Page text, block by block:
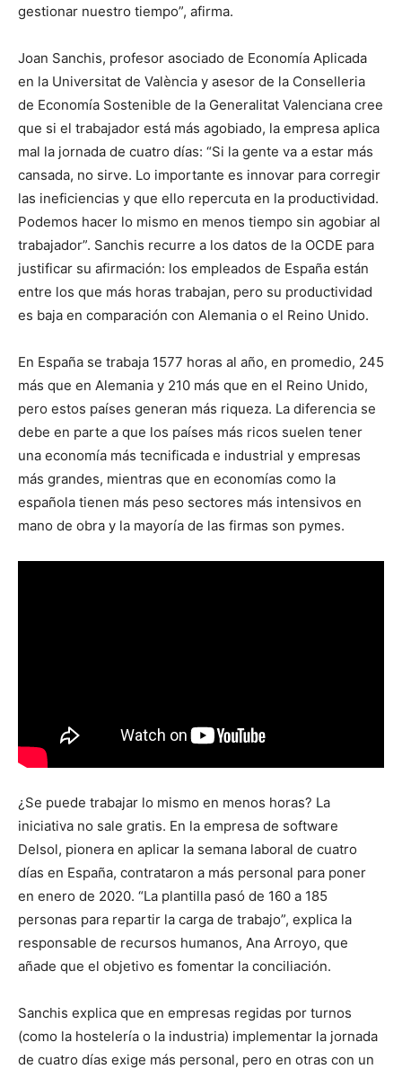
gestionar nuestro tiempo”, afirma.
Joan Sanchis, profesor asociado de Economía Aplicada
en la Universitat de València y asesor de la Conselleria
de Economía Sostenible de la Generalitat Valenciana cree
que si el trabajador está más agobiado, la empresa aplica
mal la jornada de cuatro días: “Si la gente va a estar más
cansada, no sirve. Lo importante es innovar para corregir
las ineficiencias y que ello repercuta en la productividad.
Podemos hacer lo mismo en menos tiempo sin agobiar al
trabajador”. Sanchis recurre a los datos de la OCDE para
justificar su afirmación: los empleados de España están
entre los que más horas trabajan, pero su productividad
es baja en comparación con Alemania o el Reino Unido.
En España se trabaja 1577 horas al año, en promedio, 245
más que en Alemania y 210 más que en el Reino Unido,
pero estos países generan más riqueza. La diferencia se
debe en parte a que los países más ricos suelen tener
una economía más tecnificada e industrial y empresas
más grandes, mientras que en economías como la
española tienen más peso sectores más intensivos en
mano de obra y la mayoría de las firmas son pymes.
¿Se puede trabajar lo mismo en menos horas? La
iniciativa no sale gratis. En la empresa de software
Delsol, pionera en aplicar la semana laboral de cuatro
días en España, contrataron a más personal para poner
en enero de 2020. “La plantilla pasó de 160 a 185
personas para repartir la carga de trabajo”, explica la
responsable de recursos humanos, Ana Arroyo, que
añade que el objetivo es fomentar la conciliación.
Sanchis explica que en empresas regidas por turnos
(como la hostelería o la industria) implementar la jornada
de cuatro días exige más personal, pero en otras con un